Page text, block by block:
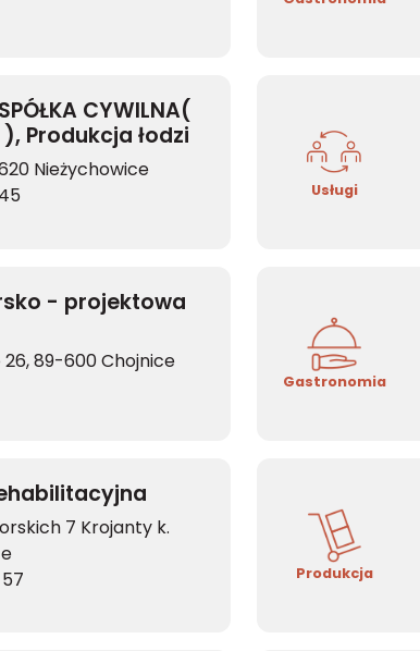
CYWILNA(
Produkcja łodzi
Nieżychowice
Usługi
- projektowa
26, 89-600 Chojnice
Gastronomia
7 Krojanty k.
Produkcja